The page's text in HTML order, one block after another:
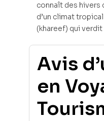
connaît des hivers
d’un climat
(khareef) qui
Avis
en